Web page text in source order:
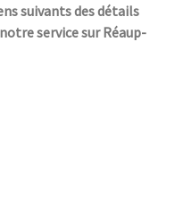
suivants des détails
service sur Réaup-